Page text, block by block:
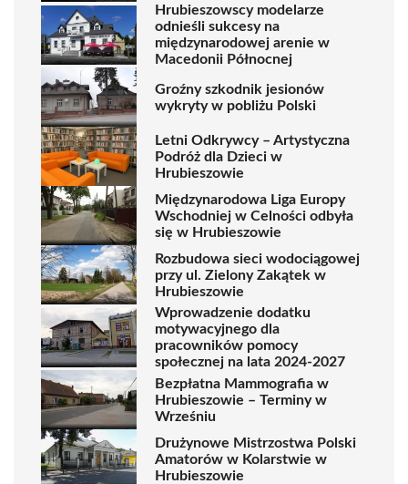
Hrubieszowscy modelarze
odnieśli sukcesy na
międzynarodowej arenie w
Macedonii Północnej
Groźny szkodnik jesionów
wykryty w pobliżu Polski
Letni Odkrywcy – Artystyczna
Podróż dla Dzieci w
Hrubieszowie
Międzynarodowa Liga Europy
Wschodniej w Celności odbyła
się w Hrubieszowie
Rozbudowa sieci wodociągowej
przy ul. Zielony Zakątek w
Hrubieszowie
Wprowadzenie dodatku
motywacyjnego dla
pracowników pomocy
społecznej na lata 2024-2027
Bezpłatna Mammografia w
Hrubieszowie – Terminy w
Wrześniu
Drużynowe Mistrzostwa Polski
Amatorów w Kolarstwie w
Hrubieszowie